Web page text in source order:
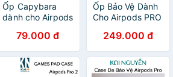
Ốp Capybara
dành cho Airpods
Airpods Pro 2/
Airpods 3 hot
Trend- Hàng
chính hãng
79.000 đ
Ốp Bảo Vệ Dành
Cho Airpods PRO
Silicone - Hàng
Chính Hãng
249.000 đ